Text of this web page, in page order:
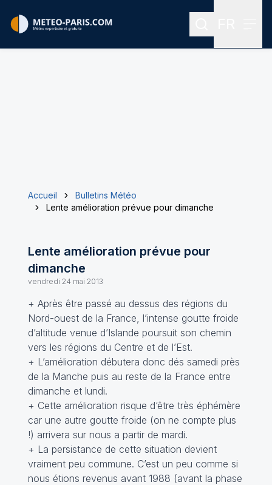
Rechercher
Accueil
Bulletins Météo
Lente amélioration prévue pour dimanche
Lente amélioration prévue pour
dimanche
vendredi 24 mai 2013
+ Après être passé au dessus des régions du
Nord-ouest de la France, l’intense goutte froide
d’altitude venue d’Islande poursuit son chemin
vers les régions du Centre et de l’Est.
+ L’amélioration débutera donc dés samedi près
de la Manche puis au reste de la France entre
dimanche et lundi.
+ Cette amélioration risque d‘être très éphémère
car une autre goutte froide (on ne compte plus
!) arrivera sur nous a partir de mardi.
+ La persistance de cette situation devient
vraiment peu commune. C’est un peu comme si
nous étions revenus avant 1988 (avant la phase